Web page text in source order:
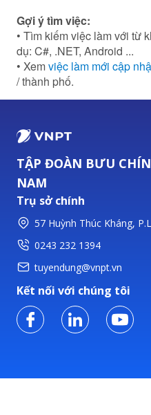
Gợi ý tìm việc:
• Tìm kiếm việc làm với từ
dụ: C#, .NET, Android ...
• Xemviệc làm mới cập
/ thành phố.
TẬP ĐOÀN BƯU
NAM
Trụ sở chính
57 Huỳnh Thúc Kháng,
0243 232 1394
tuyendung@vnpt.vn
Kết nối với chúng tôi